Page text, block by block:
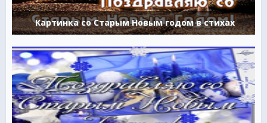
Картинка со Старым Новым годом в стихах